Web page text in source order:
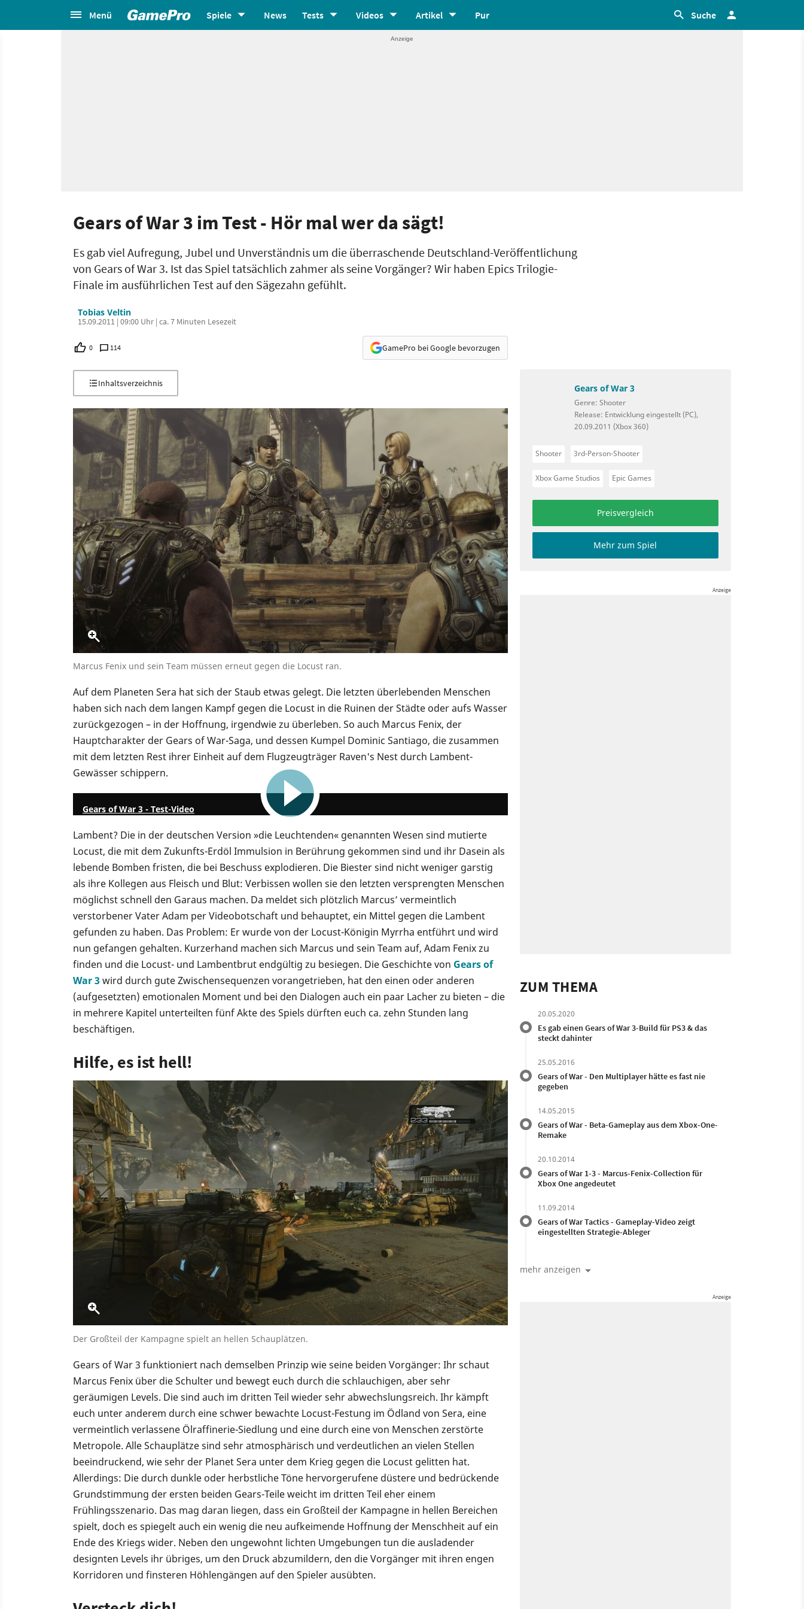
Menü Spiele News Tests Videos Artikel Pur Suche
Gears of War 3 im Test - Hör mal wer da sägt!
Es gab viel Aufregung, Jubel und Unverständnis um die überraschende Deutschland-Veröffentlichung
von Gears of War 3. Ist das Spiel tatsächlich zahmer als seine Vorgänger? Wir haben Epics Trilogie-
Finale im ausführlichen Test auf den Sägezahn gefühlt.
Tobias Veltin
15.09.2011 | 09:00 Uhr | ca. 7 Minuten Lesezeit
0 114 GamePro bei Google bevorzugen
Inhaltsverzeichnis
Marcus Fenix und sein Team müssen erneut gegen die Locust ran.
Auf dem Planeten Sera hat sich der Staub etwas gelegt. Die letzten überlebenden Menschen
haben sich nach dem langen Kampf gegen die Locust in die Ruinen der Städte oder aufs Wasser
zurückgezogen – in der Hoffnung, irgendwie zu überleben. So auch Marcus Fenix, der
Hauptcharakter der Gears of War-Saga, und dessen Kumpel Dominic Santiago, die zusammen
mit dem letzten Rest ihrer Einheit auf dem Flugzeugträger Raven's Nest durch Lambent-
Gewässer schippern.
Gears of War 3 - Test-Video
Lambent? Die in der deutschen Version »die Leuchtenden« genannten Wesen sind mutierte
Locust, die mit dem Zukunfts-Erdöl Immulsion in Berührung gekommen sind und ihr Dasein als
lebende Bomben fristen, die bei Beschuss explodieren. Die Biester sind nicht weniger garstig
als ihre Kollegen aus Fleisch und Blut: Verbissen wollen sie den letzten versprengten Menschen
möglichst schnell den Garaus machen. Da meldet sich plötzlich Marcus’ vermeintlich
verstorbener Vater Adam per Videobotschaft und behauptet, ein Mittel gegen die Lambent
gefunden zu haben. Das Problem: Er wurde von der Locust-Königin Myrrha entführt und wird
nun gefangen gehalten. Kurzerhand machen sich Marcus und sein Team auf, Adam Fenix zu
finden und die Locust- und Lambentbrut endgültig zu besiegen. Die Geschichte von Gears of
War 3wird durch gute Zwischensequenzen vorangetrieben, hat den einen oder anderen
(aufgesetzten) emotionalen Moment und bei den Dialogen auch ein paar Lacher zu bieten – die
in mehrere Kapitel unterteilten fünf Akte des Spiels dürften euch ca. zehn Stunden lang
beschäftigen.
Hilfe, es ist hell!
Der Großteil der Kampagne spielt an hellen Schauplätzen.
Gears of War 3 funktioniert nach demselben Prinzip wie seine beiden Vorgänger: Ihr schaut
Marcus Fenix über die Schulter und bewegt euch durch die schlauchigen, aber sehr
geräumigen Levels. Die sind auch im dritten Teil wieder sehr abwechslungsreich. Ihr kämpft
euch unter anderem durch eine schwer bewachte Locust-Festung im Ödland von Sera, eine
vermeintlich verlassene Ölraffinerie-Siedlung und eine durch eine von Menschen zerstörte
Metropole. Alle Schauplätze sind sehr atmosphärisch und verdeutlichen an vielen Stellen
beeindruckend, wie sehr der Planet Sera unter dem Krieg gegen die Locust gelitten hat.
Allerdings: Die durch dunkle oder herbstliche Töne hervorgerufene düstere und bedrückende
Grundstimmung der ersten beiden Gears-Teile weicht im dritten Teil eher einem
Frühlingsszenario. Das mag daran liegen, dass ein Großteil der Kampagne in hellen Bereichen
spielt, doch es spiegelt auch ein wenig die neu aufkeimende Hoffnung der Menschheit auf ein
Ende des Kriegs wider. Neben den ungewohnt lichten Umgebungen tun die ausladender
designten Levels ihr übriges, um den Druck abzumildern, den die Vorgänger mit ihren engen
Korridoren und finsteren Höhlengängen auf den Spieler ausübten.
Gears of War 3
Genre: Shooter
Release: Entwicklung eingestellt (PC),
20.09.2011 (Xbox 360)
Shooter 3rd-Person-Shooter
Xbox Game Studios Epic Games
Preisvergleich
Mehr zum Spiel
ZUM THEMA
20.05.2020
Es gab einen Gears of War 3-Build für PS3 & das
steckt dahinter
25.05.2016
Gears of War - Den Multiplayer hätte es fast nie
gegeben
14.05.2015
Gears of War - Beta-Gameplay aus dem Xbox-One-
Remake
20.10.2014
Gears of War 1-3 - Marcus-Fenix-Collection für
Xbox One angedeutet
11.09.2014
Gears of War Tactics - Gameplay-Video zeigt
eingestellten Strategie-Ableger
mehr anzeigen